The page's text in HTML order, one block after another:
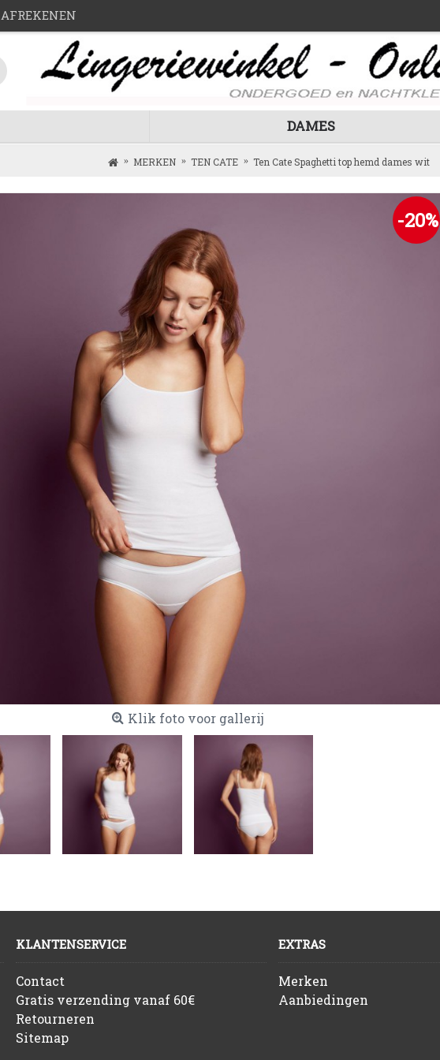
AFREKENEN
DAMES
MERKEN TEN CATE Ten Cate Spaghetti top hemd dames wit
-20%
Klik foto voor gallerij
KLANTENSERVICE
Contact
Gratis verzending vanaf 60€
Retourneren
Sitemap
EXTRAS
Merken
Aanbiedingen